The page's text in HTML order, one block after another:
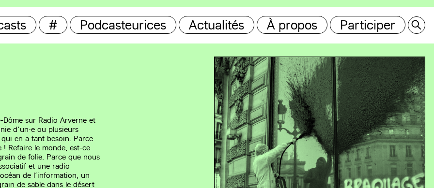
# Podcasteurices Actualités À propos Participer
sur Radio Arverne et
d’un·e ou plusieurs
en a tant besoin. Parce
! Refaire le monde, est-ce
de folie. Parce que nous
et une radio
de l’information, un
de sable dans le désert